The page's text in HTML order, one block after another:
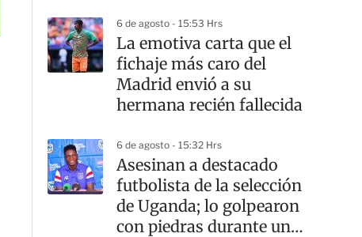
6 de agosto - 15:53 Hrs
La emotiva carta que el
fichaje más caro del
Madrid envió a su
hermana recién fallecida
6 de agosto - 15:32 Hrs
Asesinan a destacado
futbolista de la selección
de Uganda; lo golpearon
con piedras durante un